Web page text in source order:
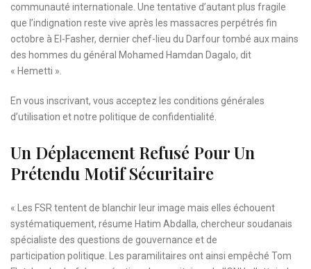
communauté internationale. Une tentative d’autant plus fragile
que l’indignation reste vive après les massacres perpétrés fin
octobre à El-Fasher, dernier chef-lieu du Darfour tombé aux mains
des hommes du général Mohamed Hamdan Dagalo, dit
« Hemetti ».
En vous inscrivant, vous acceptez les conditions générales
d’utilisation et notre politique de confidentialité.
Un Déplacement Refusé Pour Un
Prétendu Motif Sécuritaire
« Les FSR tentent de blanchir leur image mais elles échouent
systématiquement, résume Hatim Abdalla, chercheur soudanais
spécialiste des questions de gouvernance et de
participation politique. Les paramilitaires ont ainsi empêché Tom